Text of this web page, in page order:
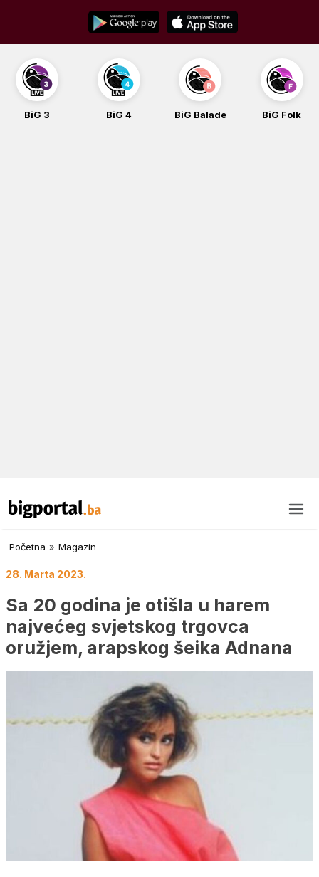
content
BiG 4 BiG Balade BiG Folk BiG iG
Početna » Magazin
28. Marta 2023.
Sa 20 godina je otišla u harem
najvećeg svjetskog trgovca
oružjem, arapskog šeika Adnana